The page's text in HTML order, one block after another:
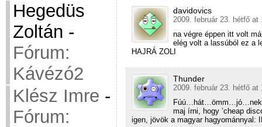
Hegedüs
Zoltán -
Fórum:
Kávézó2
Klész Imre -
Fórum:
davidovics
2009. február 23. hétfő at
na végre éppen itt volt
elég volt a lassúból ez a
HAJRÁ ZOLI
Thunder
2009. február 23. hétfő at
maj írni, hogy ‘cheap
igen, jövök a magyar hagyománnyal: